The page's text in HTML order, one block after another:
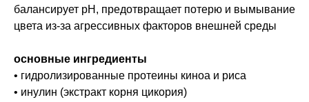
балансирует pH, предотвращает потерю и вымывание
цвета из-за агрессивных факторов внешней среды
основные ингредиенты
• гидролизированные протеины киноа и риса
• инулин (экстракт корня цикория)